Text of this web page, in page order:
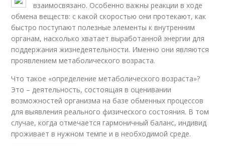
взаимосвязано. Особенно важны реакции в ходе
обмена веществ: с какой скоростью они протекают, как
быстро поступают полезные элементы к внутренним
органам, насколько хватает выработанной энергии для
поддержания жизнедеятельности. Именно они являются
проявлением метаболического возраста.
Что такое «определение метаболического возраста»?
Это – деятельность, состоящая в оценивании
возможностей организма на базе обменных процессов
для выявления реального физического состояния. В том
случае, когда отмечается гармоничный баланс, индивид
проживает в нужном темпе и в необходимой среде.